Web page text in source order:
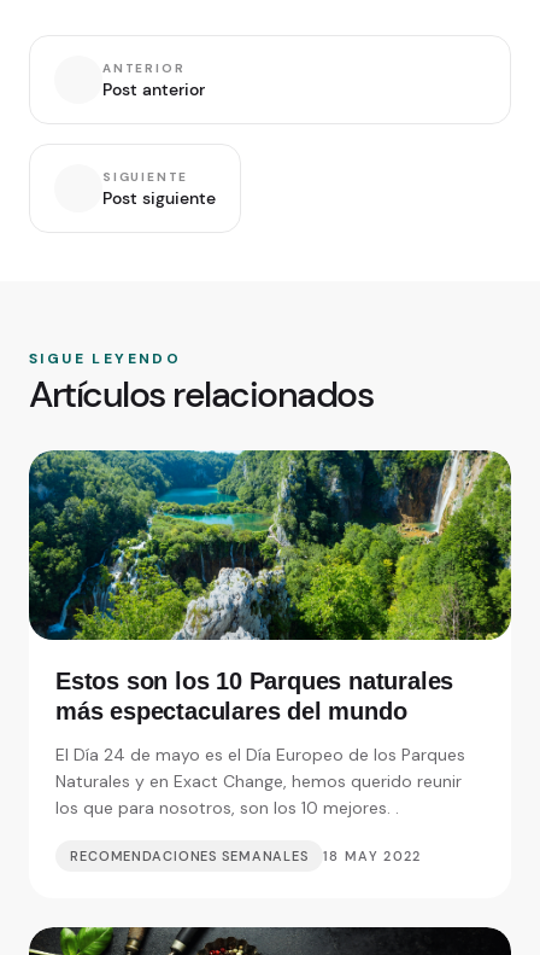
ANTERIOR
Post anterior
SIGUIENTE
Post siguiente
SIGUE LEYENDO
Artículos relacionados
Estos son los 10 Parques naturales
más espectaculares del mundo
El Día 24 de mayo es el Día Europeo de los Parques
Naturales y en Exact Change, hemos querido reunir
los que para nosotros, son los 10 mejores. .
RECOMENDACIONES SEMANALES 18 MAY 2022